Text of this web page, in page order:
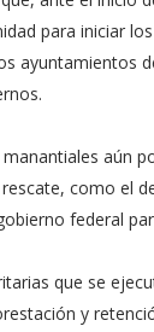
para iniciar
ayuntamientos
aún
como el
federal
que se
y